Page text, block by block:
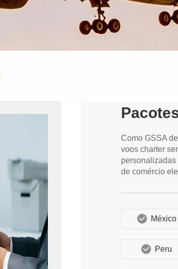
Como GSSA
voos charter
de comércio
México
Peru